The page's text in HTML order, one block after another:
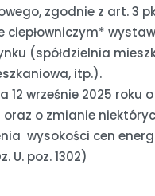
zgodnie z art. 3
ciepłowniczym*
(spółdzielnia
itp.).
12 wrześnie 2025 roku
oraz o zmianie
wysokości cen
U. poz. 1302)